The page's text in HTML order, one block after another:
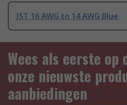
JST 16 AWG to 14 AWG Blue
Wees als eerste op
onze nieuwste
aanbiedingen